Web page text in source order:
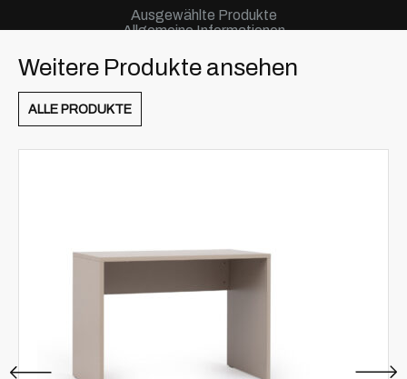
Ausgewählte Produkte
Allgemeine Informationen
Weitere Produkte ansehen
ALLE PRODUKTE